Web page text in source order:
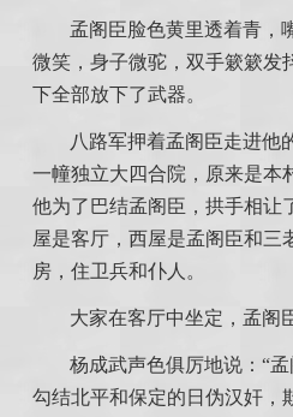
孟阁臣脸色黄里透着青，
微笑，身子微驼，双手簌簌发
下全部放下了武器。
八路军押着孟阁臣走进他
一幢独立大四合院，原来是本
他为了巴结孟阁臣，拱手相让
屋是客厅，西屋是孟阁臣和三
房，住卫兵和仆人。
大家在客厅中坐定，孟阁
杨成武声色俱厉地说：“
勾结北平和保定的日伪汉奸，